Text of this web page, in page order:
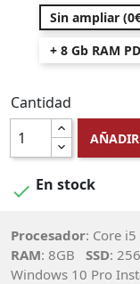
Sin ampliar
+ 8 Gb RAM
Cantidad
 En stock
Procesador: Core i5
RAM: 8GB SSD:
Windows 10 Pro